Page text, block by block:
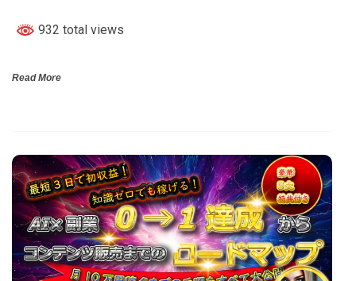
932 total views
Read More